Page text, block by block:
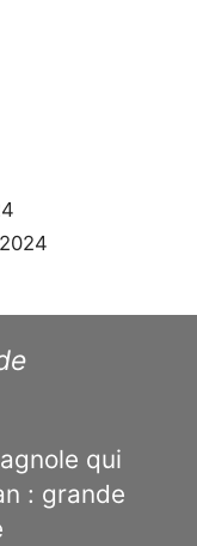
qui
: grande